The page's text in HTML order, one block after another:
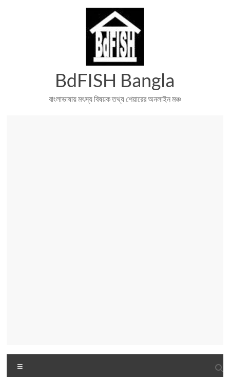
BdFISH Bangla
বাংলাভাষায় মৎস্য বিষয়ক তথ্য শেয়ারের অনলাইন মঞ্চ